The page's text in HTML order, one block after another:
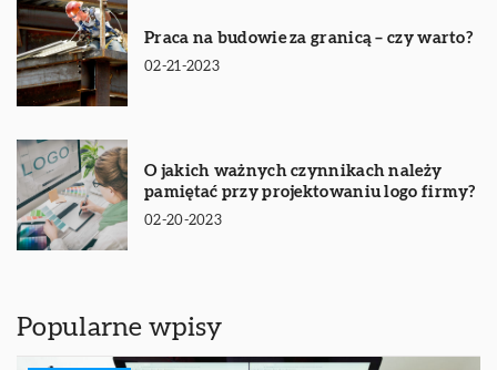
Praca na budowie za granicą – czy warto?
02-21-2023
O jakich ważnych czynnikach należy
pamiętać przy projektowaniu logo firmy?
02-20-2023
Popularne wpisy